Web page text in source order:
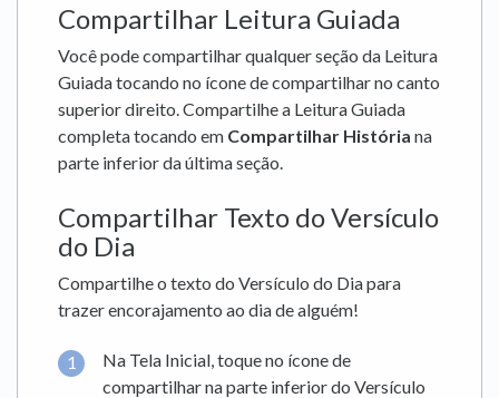
Compartilhar Leitura Guiada
Você pode compartilhar qualquer seção da Leitura
Guiada tocando no ícone de compartilhar no canto
superior direito. Compartilhe a Leitura Guiada
completa tocando em Compartilhar História na
parte inferior da última seção.
Compartilhar Texto do Versículo
do Dia
Compartilhe o texto do Versículo do Dia para
trazer encorajamento ao dia de alguém!
Na Tela Inicial, toque no ícone de
compartilhar na parte inferior do Versículo